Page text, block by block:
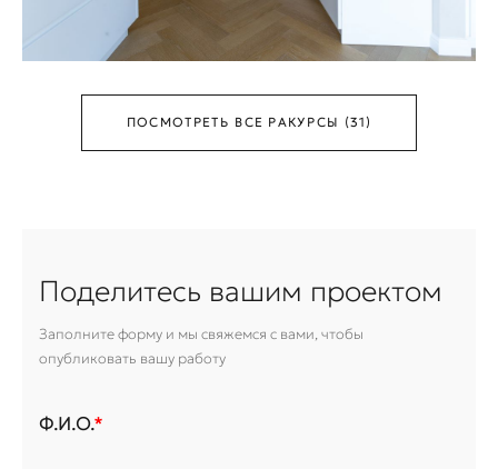
ПОСМОТРЕТЬ ВСЕ РАКУРСЫ (31)
Поделитесь вашим проектом
Заполните форму и мы свяжемся с вами, чтобы
опубликовать вашу работу
Ф.И.О.*